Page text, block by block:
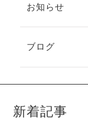
お知らせ
ブログ
新着記事